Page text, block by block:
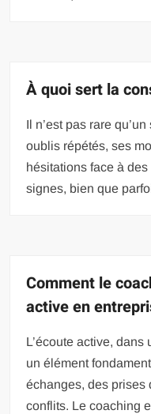
À quoi sert la
Il n’est pas rare
oublis répétés, ses
hésitations face à
signes, bien que
Comment le
active en
L’écoute active,
un élément
échanges, des prises
conflits. Le coaching